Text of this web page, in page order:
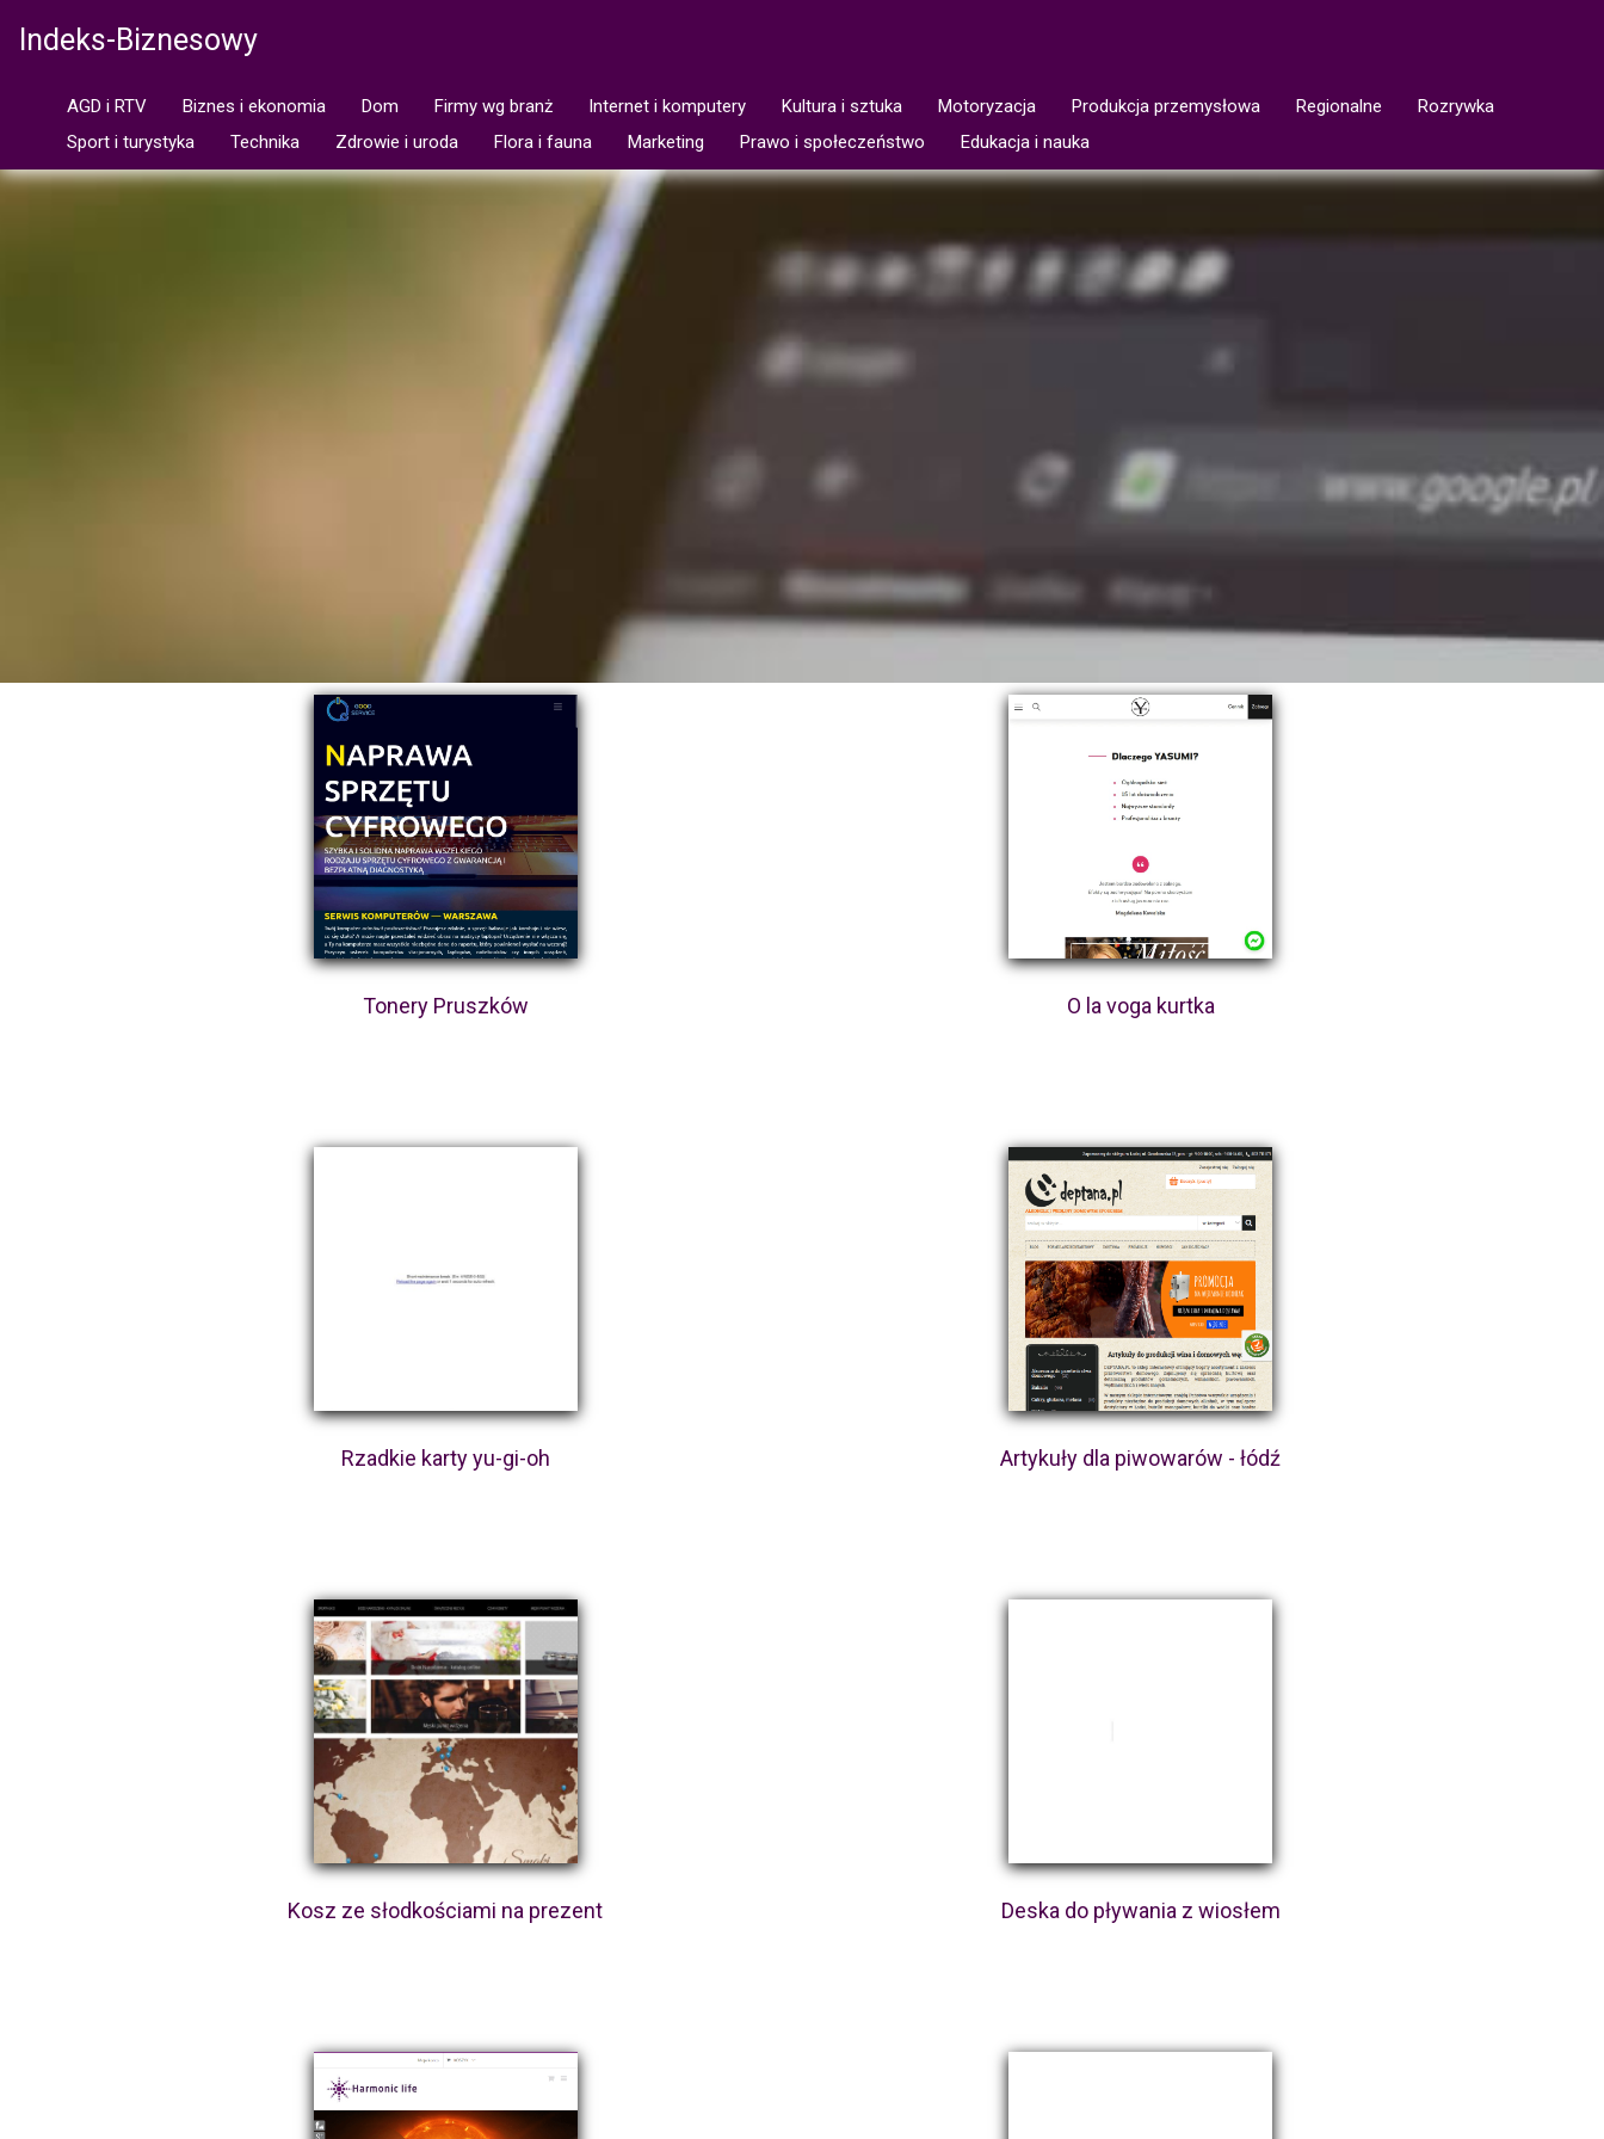
Indeks-Biznesowy
AGD i RTV Biznes i ekonomia Dom Firmy wg branż Internet i komputery Kultura i sztuka Motoryzacja Produkcja przemysłowa Regionalne
Rozrywka
Sport i turystyka
Technika Zdrowie i uroda Flora i fauna Marketing Prawo i społeczeństwo Edukacja i nauka
Tonery Pruszków O la voga kurtka
Rzadkie karty yu-gi-oh Artykuły dla piwowarów - łódź
Kosz ze słodkościami na prezent Deska do pływania z wiosłem